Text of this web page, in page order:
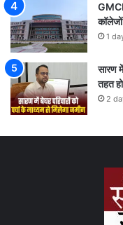
1
सारण
तहत
2